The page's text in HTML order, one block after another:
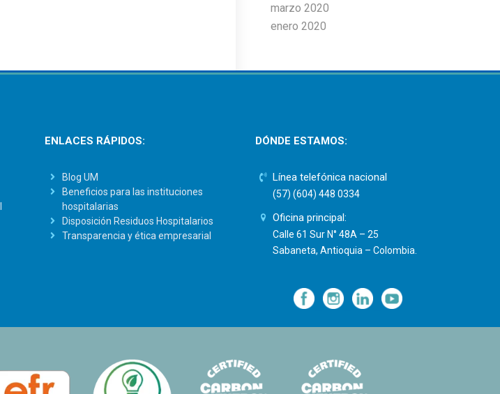
marzo 2020
enero 2020
ENLACES RÁPIDOS:
Blog UM
Beneficios para las instituciones
hospitalarias
Disposición Residuos Hospitalarios
Transparencia y ética empresarial
DÓNDE ESTAMOS:
Línea telefónica nacional
(57) (604) 448 0334
Oficina principal:
Calle 61 Sur N° 48A – 25
Sabaneta, Antioquia – Colombia.